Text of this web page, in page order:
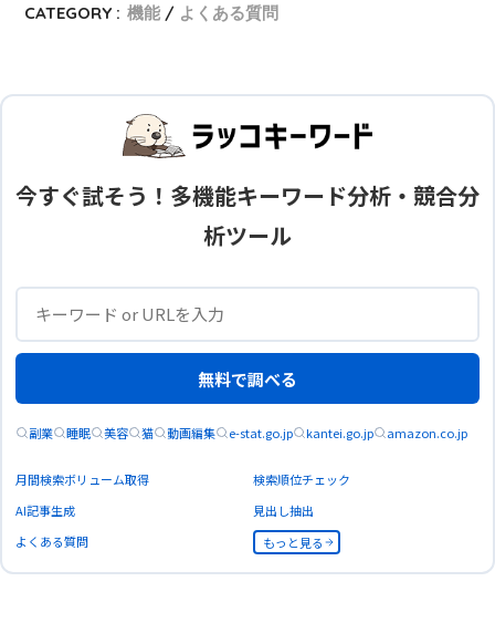
CATEGORY : 機能 よくある質問
今すぐ試そう！多機能キーワード分析・競合分
析ツール
無料で調べる
副業 睡眠 美容 猫 動画編集 e-stat.go.jp kantei.go.jp amazon.co.jp
月間検索ボリューム取得
検索順位チェック
AI記事生成
見出し抽出
よくある質問
もっと見る